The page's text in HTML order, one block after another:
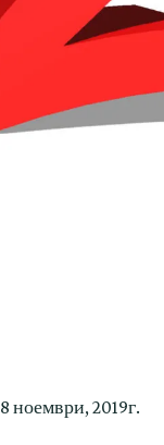
8 ноември, 2019г.